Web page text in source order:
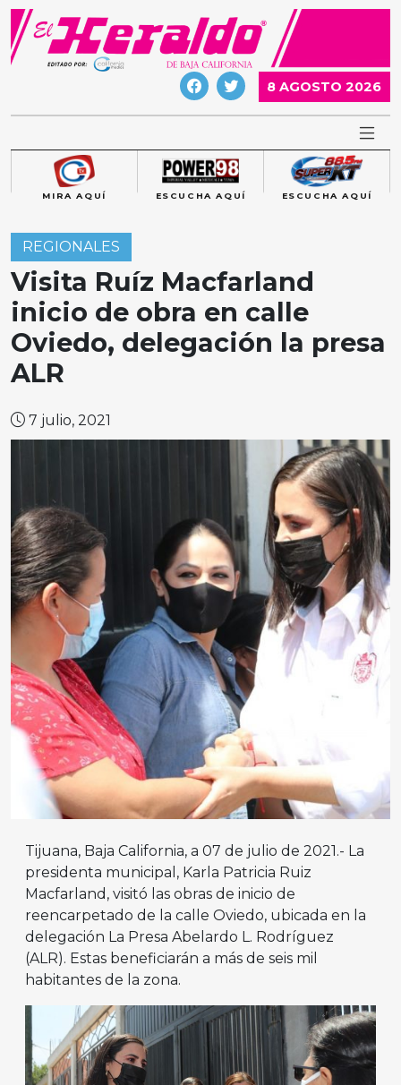
Skip
content
8 AGOSTO 2026
MIRA AQUÍ ESCUCHA AQUÍ ESCUCHA AQUÍ
REGIONALES
Visita Ruíz Macfarland
inicio de obra en calle
Oviedo, delegación la presa
ALR
7 julio, 2021
Tijuana, Baja California, a 07 de julio de 2021.- La
presidenta municipal, Karla Patricia Ruiz
Macfarland, visitó las obras de inicio de
reencarpetado de la calle Oviedo, ubicada en la
delegación La Presa Abelardo L. Rodríguez
(ALR). Estas beneficiarán a más de seis mil
habitantes de la zona.